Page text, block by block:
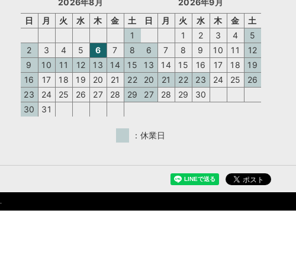
日 月 火 水 木 金 土
1
2
3 4 5 6 7
8
9
10 11 12 13 14
15
16
17 18 19 20 21
22
23
24 25 26 27 28
29
30
31
日 月 火 水 木 金 土
1 2 3 4
5
6
7 8 9 10 11
12
13
14 15 16 17 18
19
20
21 22 23 24 25
26
27
28 29 30
：休業日